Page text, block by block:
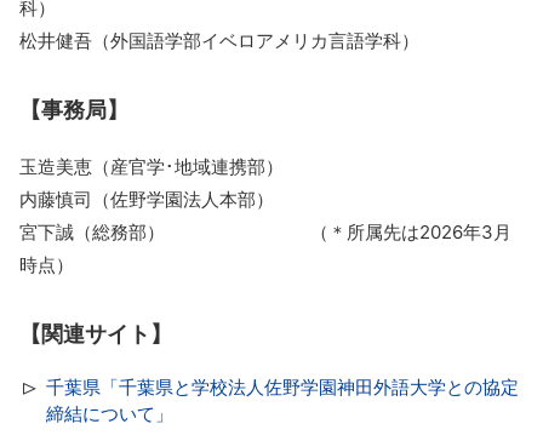
科）
松井健吾（外国語学部イベロアメリカ言語学科）
【事務局】
玉造美恵（産官学･地域連携部）
内藤慎司（佐野学園法人本部）
宮下誠（総務部） （＊所属先は2026年3月
時点）
【関連サイト】
千葉県「千葉県と学校法人佐野学園神田外語大学との協定
締結について」